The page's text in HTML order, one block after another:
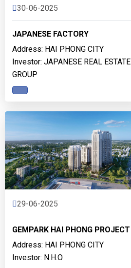
30-06-2025
JAPANESE FACTORY
Address: HAI PHONG CITY
Investor: JAPANESE REAL ESTATE
GROUP
29-06-2025
GEMPARK HAI PHONG PROJECT
Address: HAI PHONG CITY
Investor: N.H.O